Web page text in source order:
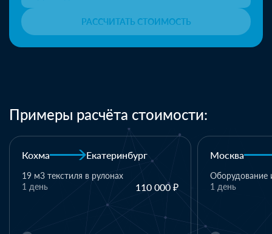
РАССЧИТАТЬ СТОИМОСТЬ
Примеры расчёта стоимости:
Москва Казань
Оборудование и комплектующие
110 000 ₽
1 день
Казань
1 паллет -